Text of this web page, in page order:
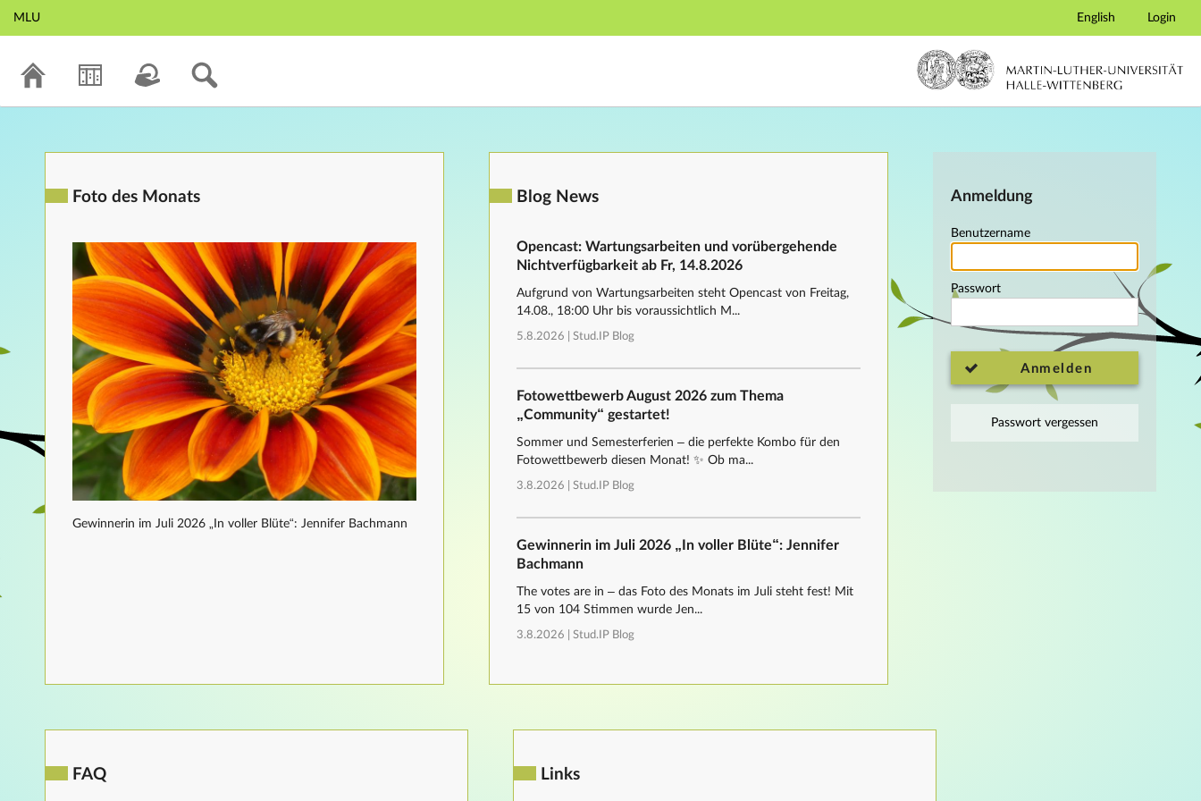
Hauptnavigation
MLU English Login
Anmeldung
Benutzername
Passwort
Anmelden
Passwort vergessen
Foto des Monats
Gewinnerin im Juli 2026 „In voller Blüte“: Jennifer Bachmann
Blog News
Opencast: Wartungsarbeiten und vorübergehende
Nichtverfügbarkeit ab Fr, 14.8.2026
Aufgrund von Wartungsarbeiten steht Opencast von Freitag,
14.08., 18:00 Uhr bis voraussichtlich M...
5.8.2026 | Stud.IP Blog
Fotowettbewerb August 2026 zum Thema
„Community“ gestartet!
Sommer und Semesterferien – die perfekte Kombo für den
Fotowettbewerb diesen Monat! ✨ Ob ma...
3.8.2026 | Stud.IP Blog
Gewinnerin im Juli 2026 „In voller Blüte“: Jennifer
Bachmann
The votes are in – das Foto des Monats im Juli steht fest! Mit
15 von 104 Stimmen wurde Jen...
3.8.2026 | Stud.IP Blog
FAQ Links